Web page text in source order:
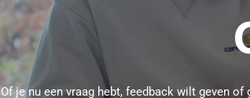
Of je nu een vraag hebt, feedback wilt geven